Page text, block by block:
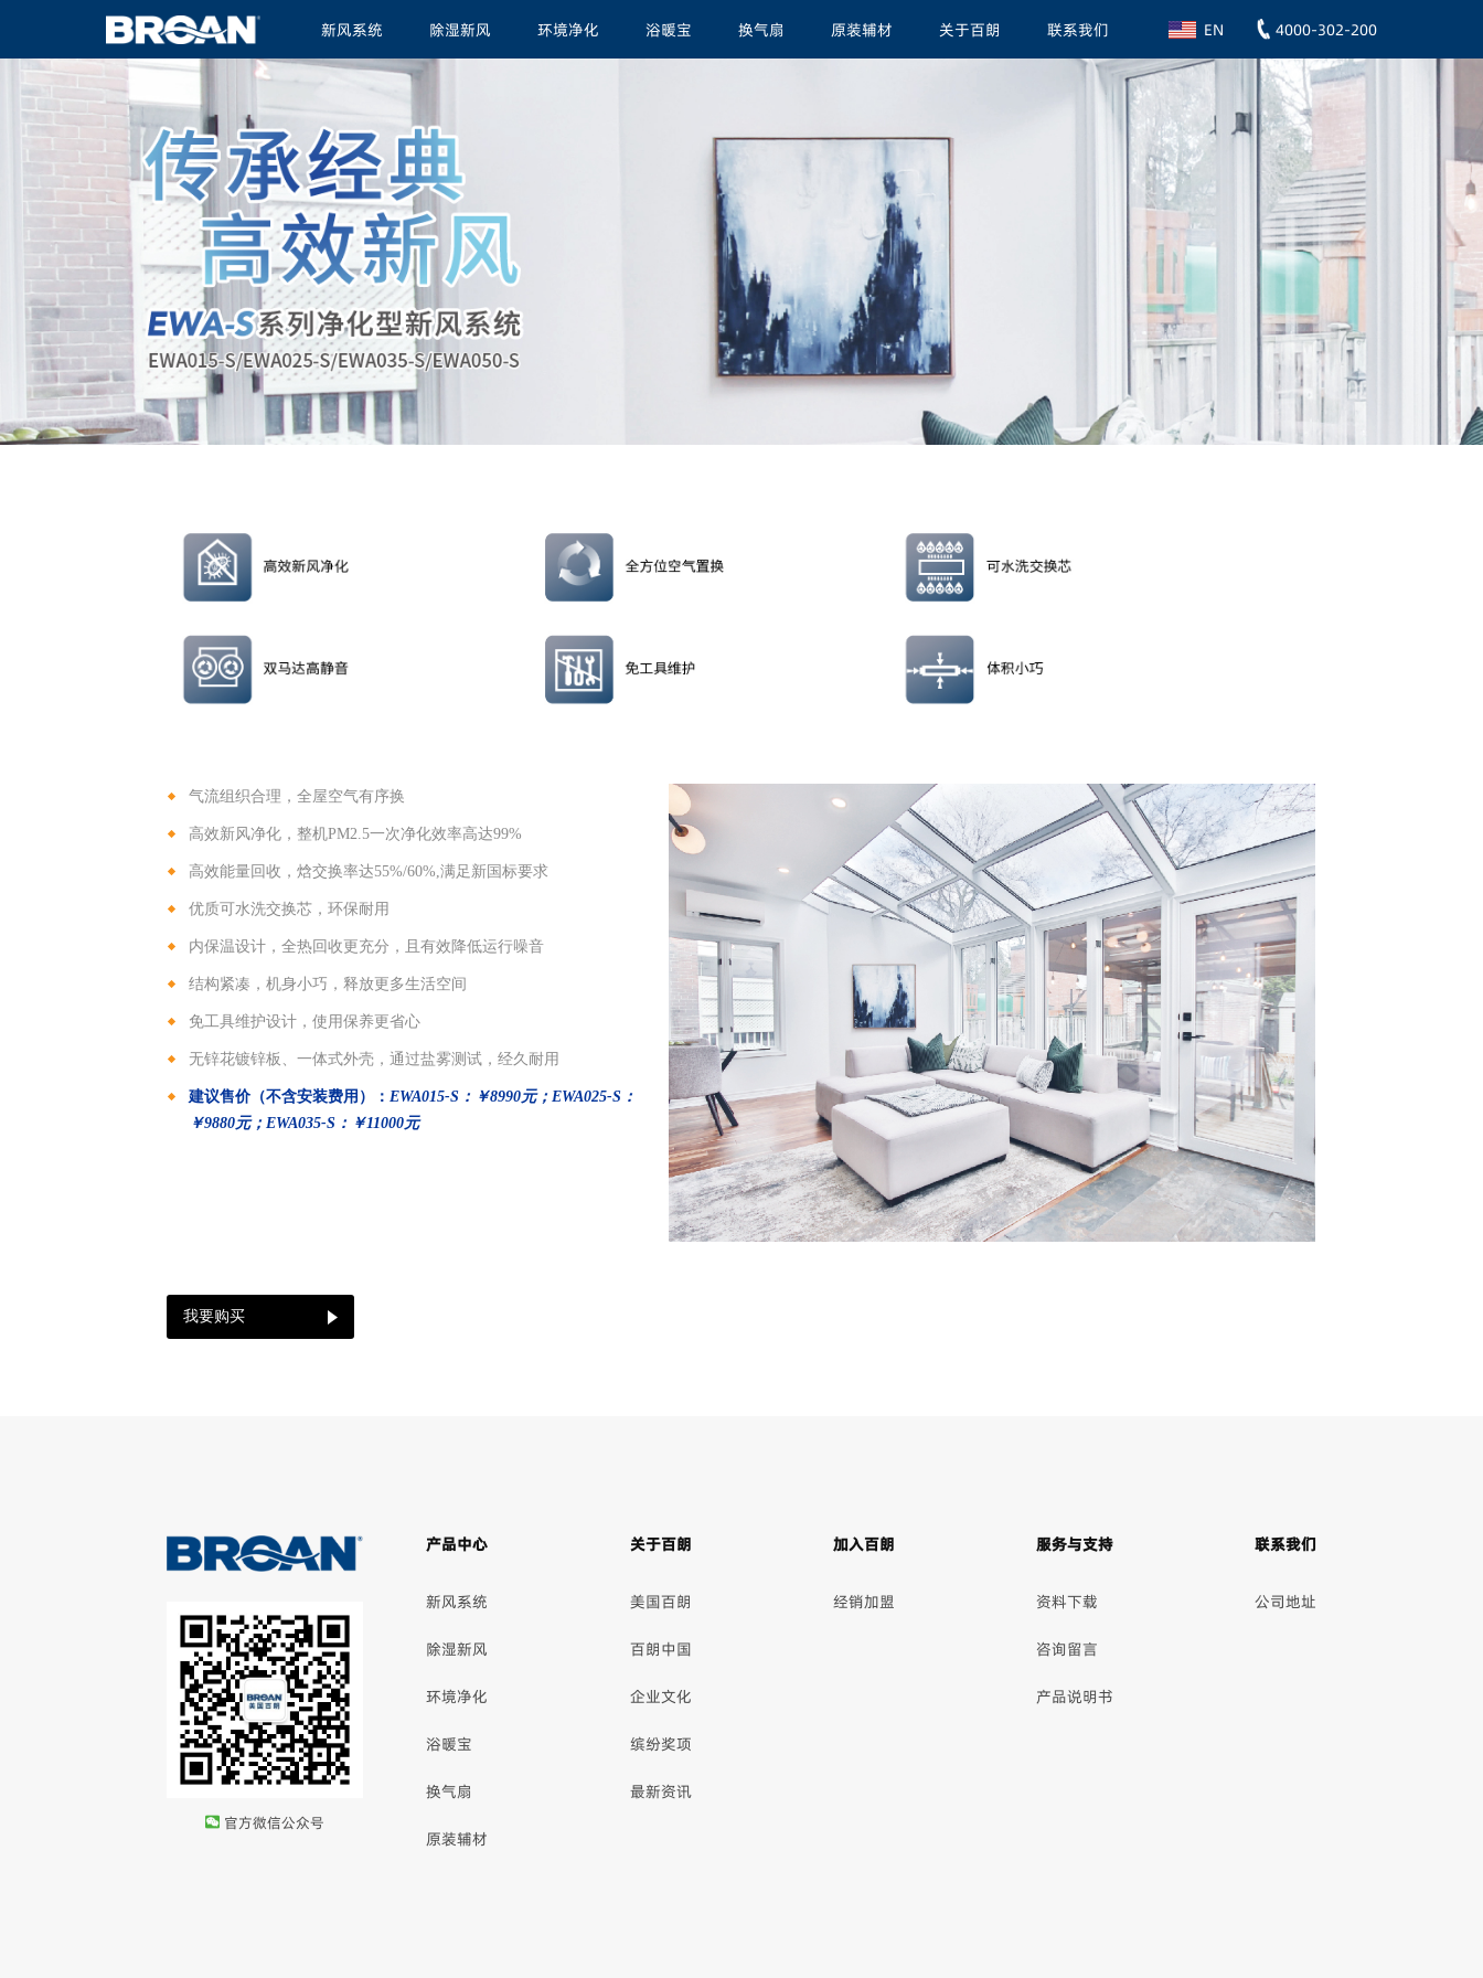
新风系统 除湿新风 环境净化 浴暖宝 换气扇 原装辅材 关于百朗 联系我们 EN 4000-302-200
气流组织合理，全屋空气有序换
高效新风净化，整机PM2.5一次净化效率高达99%
高效能量回收，焓交换率达55%/60%,满足新国标要求
优质可水洗交换芯，环保耐用
内保温设计，全热回收更充分，且有效降低运行噪音
结构紧凑，机身小巧，释放更多生活空间
免工具维护设计，使用保养更省心
无锌花镀锌板、一体式外壳，通过盐雾测试，经久耐用
建议售价（不含安装费用）：EWA015-S： ￥8990元；EWA025-S：
￥9880元；EWA035-S：￥11000元
我要购买
官方微信公众号
产品中心 关于百朗 加入百朗 服务与支持 联系我们
新风系统
除湿新风
环境净化
浴暖宝
换气扇
原装辅材
美国百朗
百朗中国
企业文化
缤纷奖项
最新资讯
经销加盟 资料下载
咨询留言
产品说明书
公司地址